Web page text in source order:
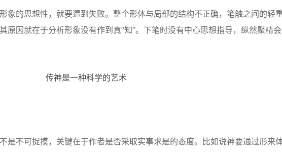
的思想性，就要遭到失败。整个形体与局部的结构不正确，笔触之间的轻
原因就在于分析形象没有作到真”知”。下笔时没有中心思想指导，纵然聚精会
不可捉摸，关键在于作者是否采取实事求是的态度。比如说神要通过形来